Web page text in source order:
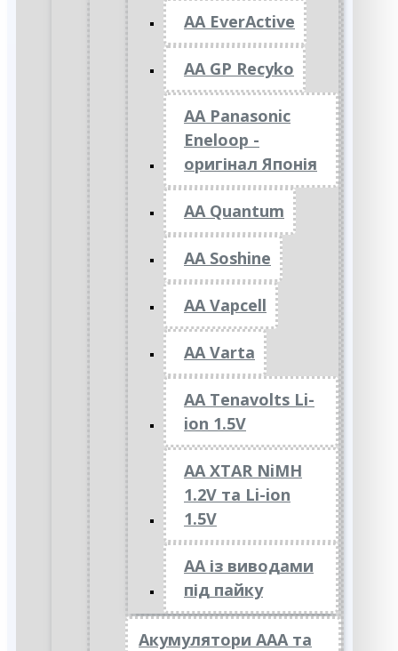
AA EverActive
AA GP Recyko
AA Panasonic
Eneloop -
оригінал Японія
AA Quantum
AA Soshine
AA Vapcell
AA Varta
AA Tenavolts Li-
ion 1.5V
AA XTAR NiMH
1.2V та Li-ion
1.5V
АА із виводами
під пайку
Акумулятори ААА та